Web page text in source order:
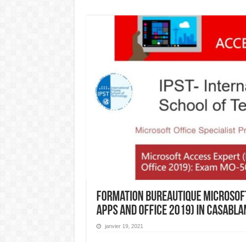
Formation Bureautique
Apps and Office 2019) In
janvier 19, 2021